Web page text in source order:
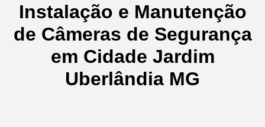
Instalação e Manutenção
de Câmeras de Segurança
em Cidade Jardim
Uberlândia MG